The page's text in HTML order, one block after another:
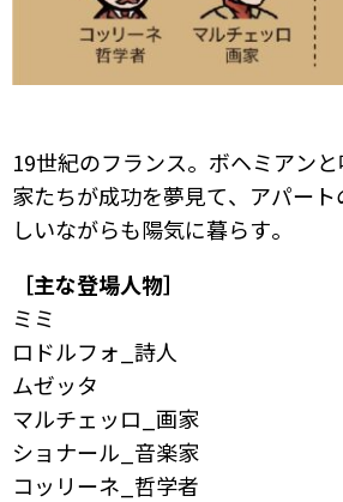
19世紀のフランス。ボヘミアン
家たちが成功を夢見て、アパー
しいながらも陽気に暮らす。
［主な登場人物］
ミミ
ロドルフォ_詩人
ムゼッタ
マルチェッロ_画家
ショナール_音楽家
コッリーネ_哲学者